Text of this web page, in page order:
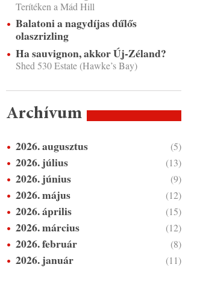
Terítéken a Mád Hill
Balatoni a nagydíjas dűlős
olaszrizling
Ha sauvignon, akkor Új-Zéland?
Shed 530 Estate (Hawke’s Bay)
Archívum
2026. augusztus (5)
2026. július (13)
2026. június (9)
2026. május (12)
2026. április (15)
2026. március (12)
2026. február (8)
2026. január (11)